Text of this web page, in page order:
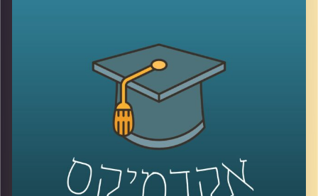
AudioVersity